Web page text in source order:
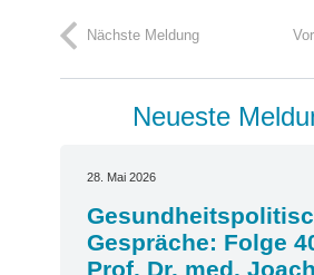
Nächste Meldung
Neueste
28. Mai 2026
Gespräche: Folge
Prof. Dr. med.